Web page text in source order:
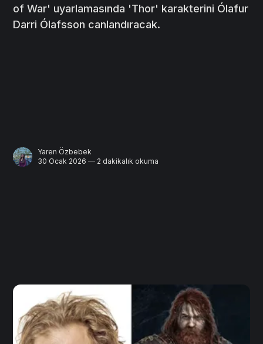
of War' uyarlamasında 'Thor' karakterini Ólafur
Darri Ólafsson canlandıracak.
Yaren Özbebek
30 Ocak 2026 — 2 dakikalık okuma